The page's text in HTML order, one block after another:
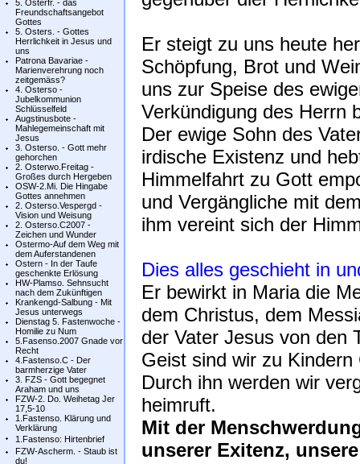
5. Osterfr. - das
Freundschaftsangebot
Gottes
5. Osters. - Gottes
Herrlichkeit in Jesus und
uns
Patrona Bavariae -
Marienverehrung noch
zeitgemäss?
4. Osterso -
Jubelkommunion
Schlüsselfeld
Augstinusbote -
Mahlegemeinschaft mit
Jesus
3. Osterso. - Gott mehr
gehorchen
2. Osterwo.Freitag -
Großes durch Hergeben
OSW-2.Mi. Die Hingabe
Gottes annehmen
2. Osterso.Vespergd -
Vision und Weisung
2. Osterso.C2007 -
Zeichen und Wunder
Ostermo-Auf dem Weg mit
dem Auferstandenen
Ostern - In der Taufe
geschenkte Erlösung
HW-Plamso. Sehnsucht
nach dem Zukünftigen
Krankengd-Salbung - Mit
Jesus unterwegs
Dienstag 5. Fastenwoche -
Homilie zu Num
5.Fasenso.2007 Gnade vor
Recht
4.Fastenso.C - Der
barmherzige Vater
3. FZS - Gott begegnet
Araham und uns
FZW-2. Do. Weihetag Jer
17,5-10
1.Fastenso. Klärung und
Verklärung
1.Fastenso: Hirtenbrief
FZW-Ascherm. - Staub ist
du!
Er steigt zu uns heute
Schöpfung, Brot und
uns zur Speise des
Verkündigung des Herrn
Der ewige Sohn des
irdische Existenz und
Himmelfahrt zu Gott
und Vergängliche mit
ihm vereint sich der
Dies alles geschieht in
Er bewirkt in Maria die
dem Christus, dem
der Vater Jesus von den
Geist sind wir zu
Durch ihn werden wir
heimruft.
Mit der
unserer Exitenz,